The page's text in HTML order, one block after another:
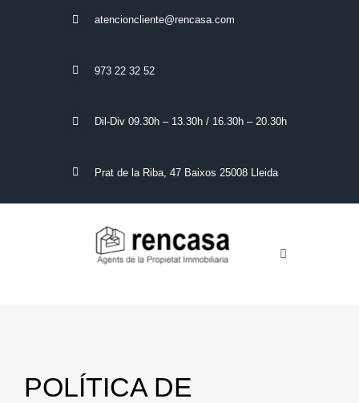
atencioncliente@rencasa.com
973 22 32 52
Dil-Div 09.30h – 13.30h / 16.30h – 20.30h
Prat de la Riba, 47 Baixos 25008 Lleida
Toggle
LLOGAR
POLÍTICA DE